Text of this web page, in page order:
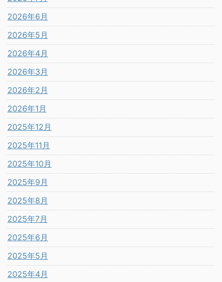
2026年6月
2026年5月
2026年4月
2026年3月
2026年2月
2026年1月
2025年12月
2025年11月
2025年10月
2025年9月
2025年8月
2025年7月
2025年6月
2025年5月
2025年4月